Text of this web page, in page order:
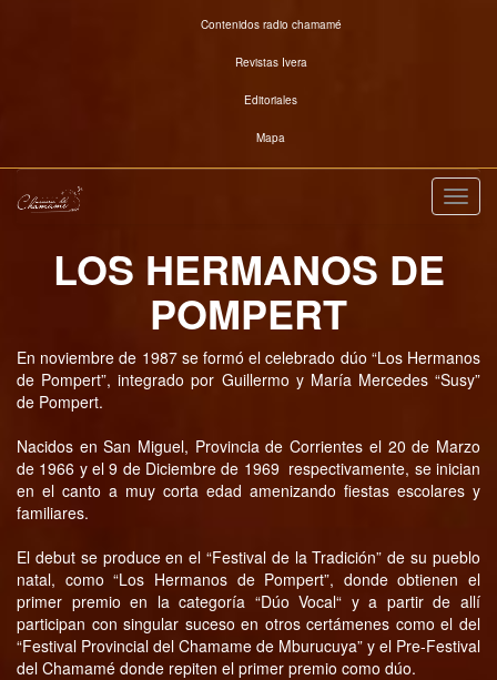
Contenidos radio chamamé
Revistas Ivera
Editoriales
Mapa
LOS HERMANOS DE
POMPERT
En noviembre de 1987 se formó el celebrado dúo “Los Hermanos
de Pompert”, integrado por Guillermo y María Mercedes “Susy”
de Pompert.
Nacidos en San Miguel, Provincia de Corrientes el 20 de Marzo
de 1966 y el 9 de Diciembre de 1969 respectivamente, se inician
en el canto a muy corta edad amenizando fiestas escolares y
familiares.
El debut se produce en el “Festival de la Tradición” de su pueblo
natal, como “Los Hermanos de Pompert”, donde obtienen el
primer premio en la categoría “Dúo Vocal“ y a partir de allí
participan con singular suceso en otros certámenes como el del
“Festival Provincial del Chamame de Mburucuya” y el Pre-Festival
del Chamamé donde repiten el primer premio como dúo.